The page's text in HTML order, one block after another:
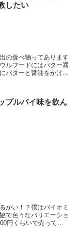
したい
の食べ物ってあります
ルフードにはバター醤
バターと醤油をかけて
プルパイ味を飲ん
かい！？僕はバイオミ
で色々なバリエーショ
円くらいで売ってい